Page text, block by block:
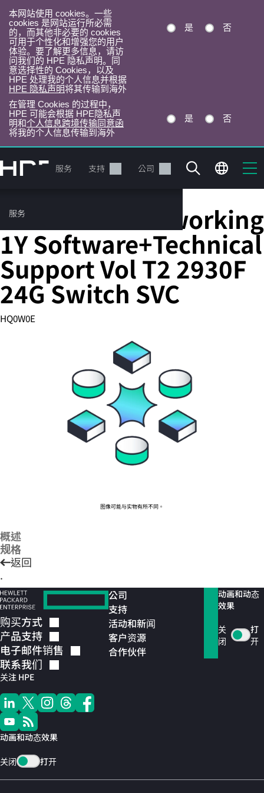
本网站使用 cookies。一些
cookies 是网站运行所必需
的，而其他非必要的 cookies
可用于个性化和增强您的用户
体验。要了解更多信息，请访
问我们的 HPE 隐私声明。同
意选择性的 Cookies，以及
HPE 处理我的个人信息并根据
HPE 隐私声明将其传输到海外
是 否
在管理 Cookies 的过程中，
HPE 可能会根据 HPE隐私声
明和个人信息跨境传输同意函
将我的个人信息传输到海外
是 否
转
到
目
录
产品 服务 支持 公司
服务
前往 HPE 商店浏览、配置和订购。
立即购买
HPE Aruba Networking
1Y Software+Technical
Support Vol T2 2930F
24G Switch SVC
HQ0W0E
图像可能与实物有所不同。
概述
规格
返回
.
购买方式
产品支持
电子邮件销售
联系我们
关注 HPE
动画和动态效果
关闭 打开
公司
支持
活动和新闻
客户资源
合作伙伴
动画和动态
效果
关
闭
打
开